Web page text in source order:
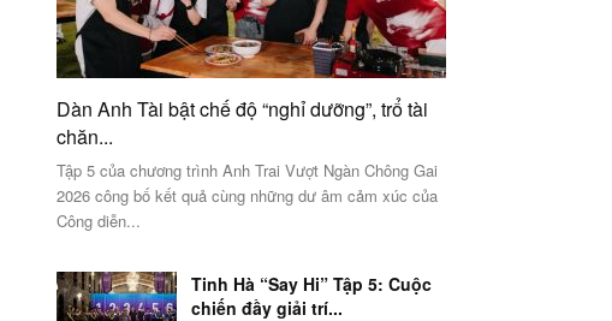
Dàn Anh Tài bật chế độ “nghỉ dưỡng”, trổ tài
chăn...
Tập 5 của chương trình Anh Trai Vượt Ngàn Chông Gai
2026 công bố kết quả cùng những dư âm cảm xúc của
Công diễn...
Tinh Hà “Say Hi” Tập 5: Cuộc
chiến đầy giải trí...